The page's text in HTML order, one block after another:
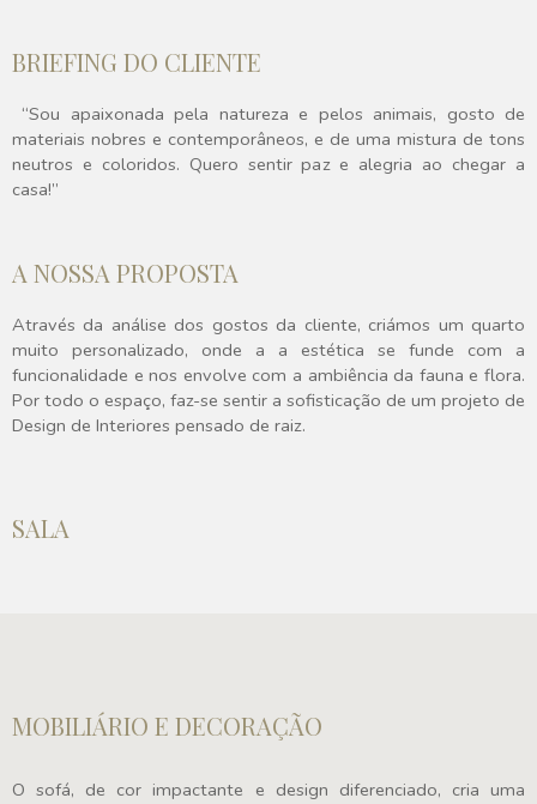
BRIEFING DO CLIENTE
“Sou apaixonada pela natureza e pelos animais, gosto de
materiais nobres e contemporâneos, e de uma mistura de tons
neutros e coloridos. Quero sentir paz e alegria ao chegar a
casa!”
A NOSSA PROPOSTA
Através da análise dos gostos da cliente, criámos um quarto
muito personalizado, onde a a estética se funde com a
funcionalidade e nos envolve com a ambiência da fauna e flora.
Por todo o espaço, faz-se sentir a sofisticação de um projeto de
Design de Interiores pensado de raiz.
SALA
MOBILIÁRIO E DECORAÇÃO
O sofá, de cor impactante e design diferenciado, cria uma